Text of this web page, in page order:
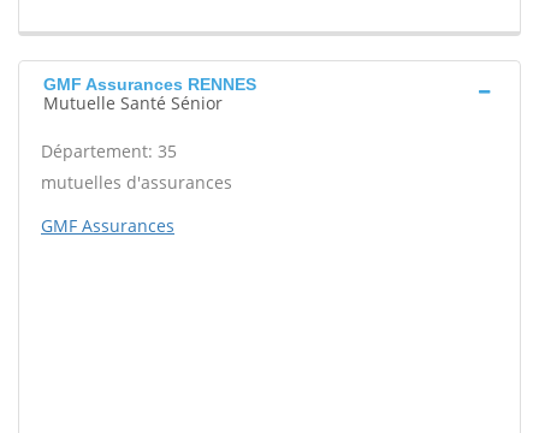
GMF Assurances RENNES
Mutuelle Santé Sénior
Département: 35
mutuelles d'assurances
GMF Assurances